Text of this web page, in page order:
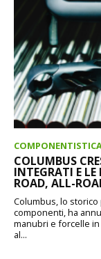
COLUMBUS
INTEGRATI E LE
ROAD, ALL-
Columbus, lo
componenti, ha
manubri e forcelle
al...